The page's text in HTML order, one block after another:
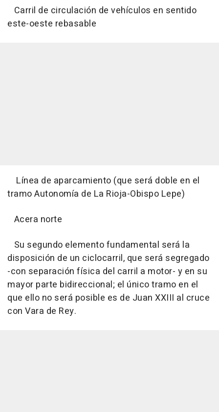
Carril de circulación de vehículos en sentido
este-oeste rebasable
Línea de aparcamiento (que será doble en el
tramo Autonomía de La Rioja-Obispo Lepe)
Acera norte
Su segundo elemento fundamental será la
disposición de un ciclocarril, que será segregado
-con separación física del carril a motor- y en su
mayor parte bidireccional; el único tramo en el
que ello no será posible es de Juan XXIII al cruce
con Vara de Rey.